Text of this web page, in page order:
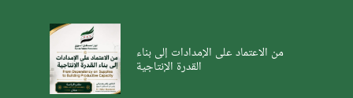
من الاعتماد على الإمدادات إلى بناء
القدرة الإنتاجية